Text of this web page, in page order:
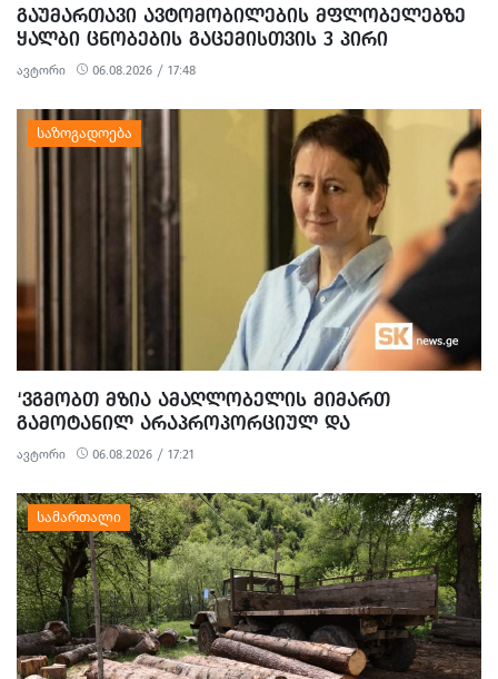
ᲒᲐᲣᲛᲐᲠᲗᲐᲕᲘ ᲐᲕᲢᲝᲛᲝᲑᲘᲚᲔᲑᲘᲡ ᲛᲤᲚᲝᲑᲔᲚᲔᲑᲖᲔ
ᲧᲐᲚᲑᲘ ᲪᲜᲝᲑᲔᲑᲘᲡ ᲒᲐᲪᲔᲛᲘᲡᲗᲕᲘᲡ 3 ᲞᲘᲠᲘ
ᲓᲐᲐᲙᲐᲕᲔᲡ
ავტორი 06.08.2026 / 17:48
‘ᲕᲒᲛᲝᲑᲗ ᲛᲖᲘᲐ ᲐᲛᲐᲦᲚᲝᲑᲔᲚᲘᲡ ᲛᲘᲛᲐᲠᲗ
ᲒᲐᲛᲝᲢᲐᲜᲘᲚ ᲐᲠᲐᲞᲠᲝᲞᲝᲠᲪᲘᲣᲚ ᲓᲐ
ᲞᲝᲚᲘᲢᲘᲖᲔᲑᲣᲚ ᲒᲐᲜᲐᲩᲔᲜᲡ’ - ᲔᲕᲠᲝᲙᲐᲕᲨᲘᲠᲘᲡ
ᲡᲐᲔᲚᲩᲝ
ავტორი 06.08.2026 / 17:21